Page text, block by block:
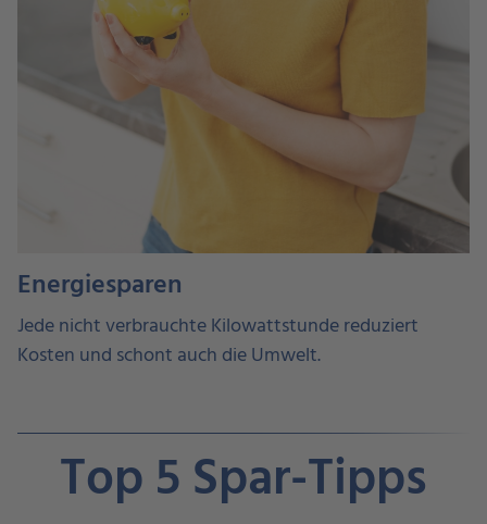
Energiesparen
Jede nicht verbrauchte Kilowattstunde reduziert
Kosten und schont auch die Umwelt.
Top 5 Spar-Tipps